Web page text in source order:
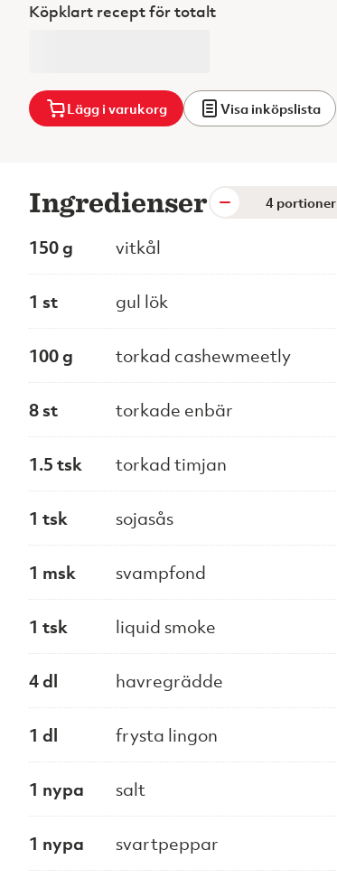
Köpklart recept för totalt
Lägg i varukorg Visa inköpslista
Ingredienser portioner
150 g vitkål
1 st gul lök
100 g torkad cashewmeetly
8 st torkade enbär
1.5 tsk torkad timjan
1 tsk sojasås
1 msk svampfond
1 tsk liquid smoke
4 dl havregrädde
1 dl frysta lingon
1 nypa salt
1 nypa svartpeppar